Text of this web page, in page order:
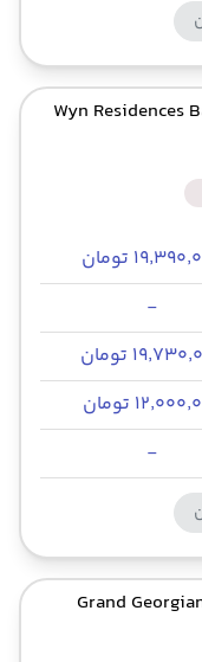
تومان
-
تومان
تومان
-
| Grand